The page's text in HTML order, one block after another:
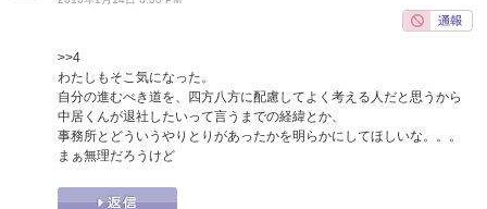
>>4
わたしもそこ気になった。
自分の進むべき道を、四方八方に配慮してよく考える人だと思うから
中居くんが退社したいって言うまでの経緯とか、
事務所とどういうやりとりがあったかを明らかにしてほしいな。。。
まぁ無理だろうけど